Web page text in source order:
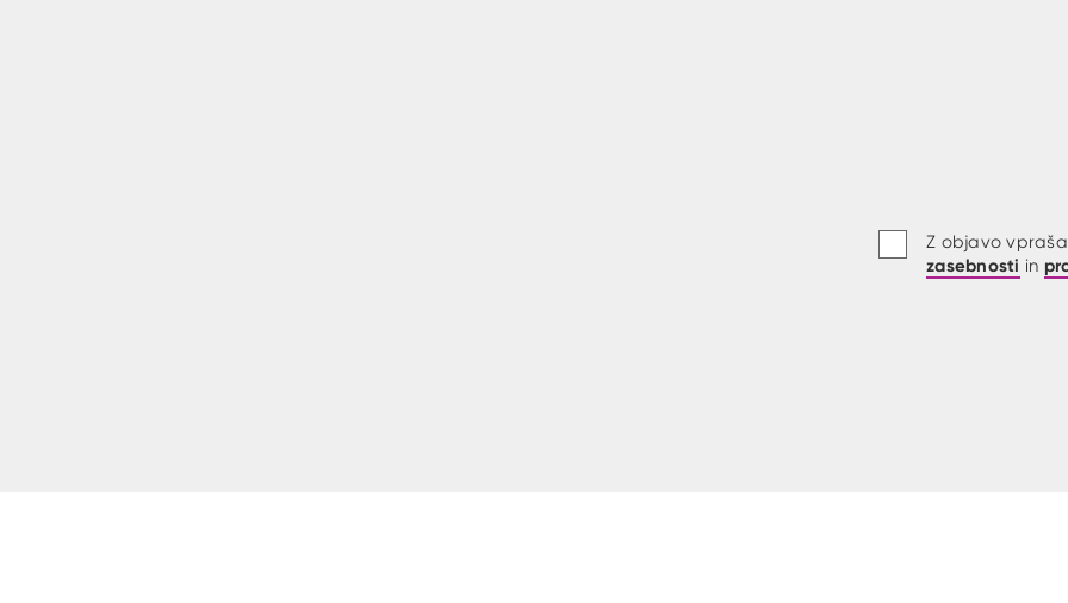
Z objavo
zasebnosti in